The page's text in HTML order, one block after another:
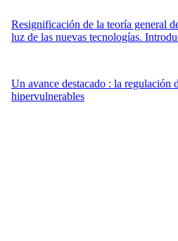
Resignificación de la teoría general
luz de las nuevas tecnologías.
Un avance destacado : la regulación
hipervulnerables